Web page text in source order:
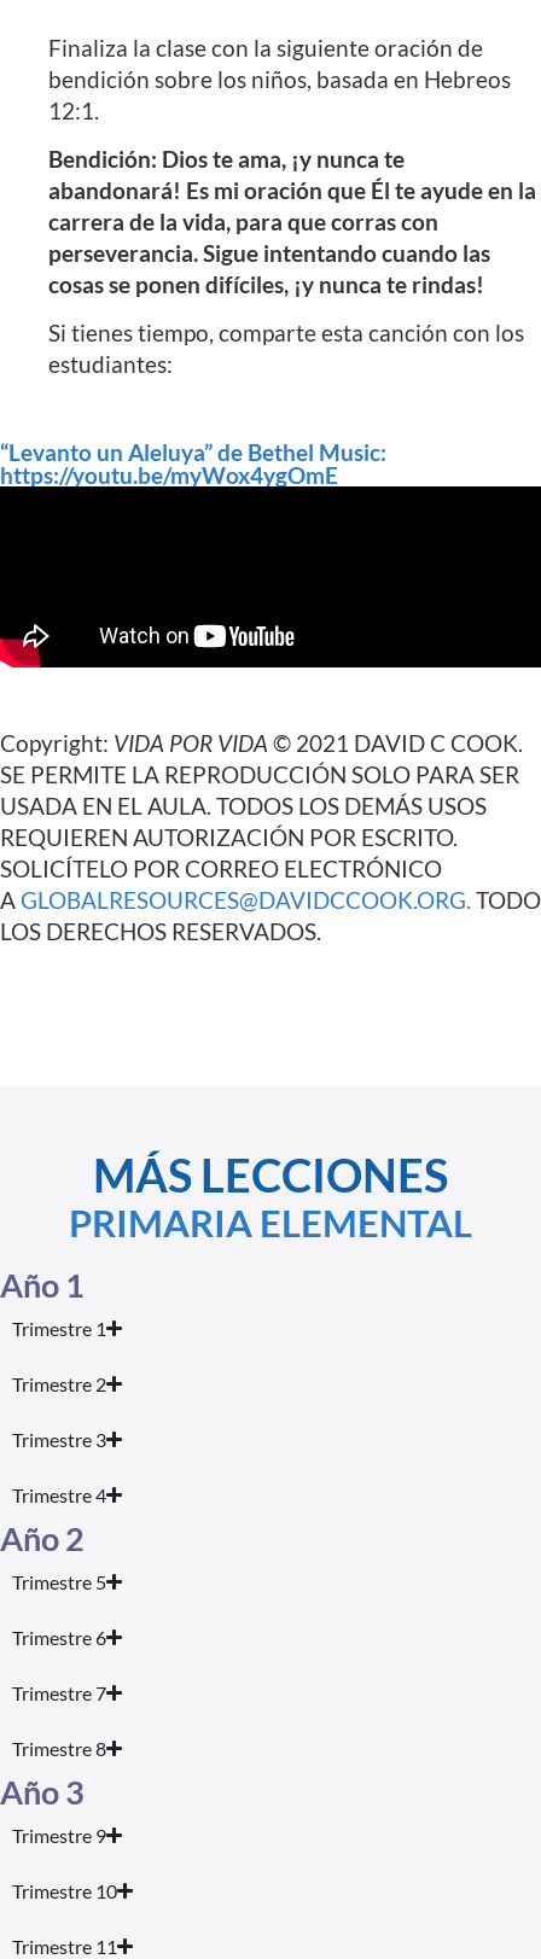
Finaliza la clase con la siguiente oración de
bendición sobre los niños, basada en Hebreos
12:1.
Bendición: Dios te ama, ¡y nunca te
abandonará! Es mi oración que Él te ayude en la
carrera de la vida, para que corras con
perseverancia. Sigue intentando cuando las
cosas se ponen difíciles, ¡y nunca te rindas!
Si tienes tiempo, comparte esta canción con los
estudiantes:
“Levanto un Aleluya” de Bethel Music:
https://youtu.be/myWox4ygOmE
Copyright: VIDA POR VIDA © 2021 DAVID C COOK.
SE PERMITE LA REPRODUCCIÓN SOLO PARA SER
USADA EN EL AULA. TODOS LOS DEMÁS USOS
REQUIEREN AUTORIZACIÓN POR ESCRITO.
SOLICÍTELO POR CORREO ELECTRÓNICO
A GLOBALRESOURCES@DAVIDCCOOK.ORG.
LOS DERECHOS RESERVADOS.
MÁS LECCIONES
PRIMARIA ELEMENTAL
Año 1
Trimestre 1
Trimestre 2
Trimestre 3
Trimestre 4
Año 2
Trimestre 5
Trimestre 6
Trimestre 7
Trimestre 8
Año 3
Trimestre 9
Trimestre 10
Trimestre 11